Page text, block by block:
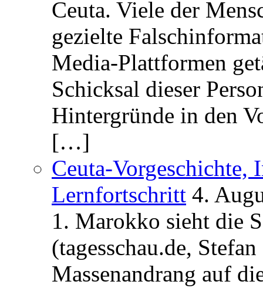
Ceuta. Viele der
gezielte
Media-Plattformen
Schicksal dieser
Hintergründe in den
[…]
Ceuta-Vorgeschichte,
Lernfortschritt 4.
1. Marokko sieht die
(tagesschau.de,
Massenandrang auf